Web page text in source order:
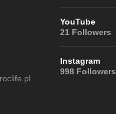
YouTube
21 Followers
Instagram
998 Followers